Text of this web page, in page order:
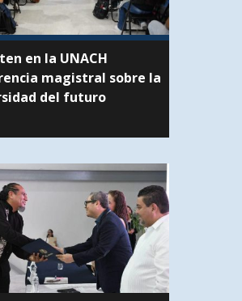
en la UNACH
magistral sobre la
del futuro